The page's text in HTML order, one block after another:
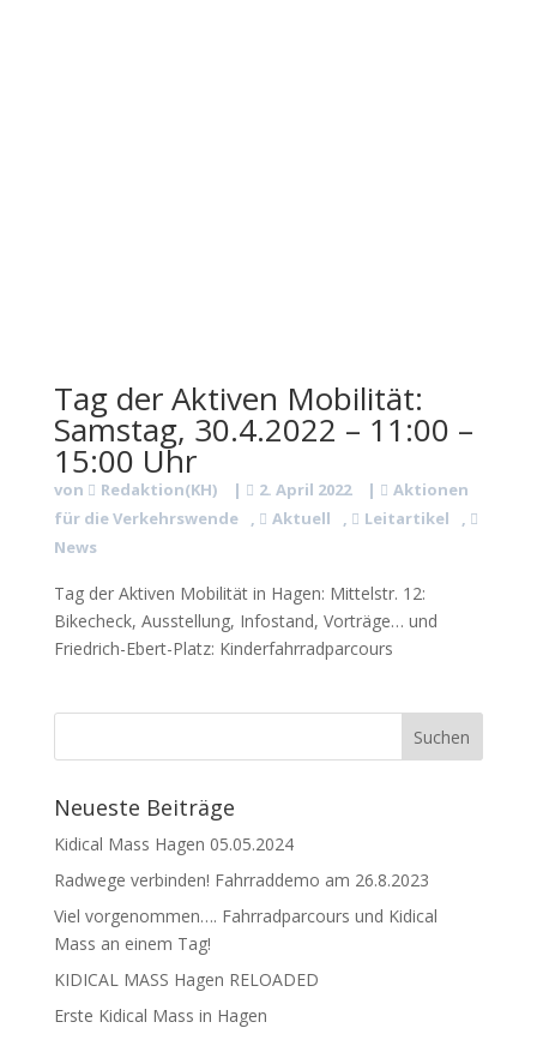
Tag der Aktiven Mobilität:
Samstag, 30.4.2022 – 11:00 –
15:00 Uhr
von Redaktion(KH) | 2. April 2022 |
Aktionen
für die Verkehrswende
, Aktuell , Leitartikel
,
News
Tag der Aktiven Mobilität in Hagen: Mittelstr. 12:
Bikecheck, Ausstellung, Infostand, Vorträge… und
Friedrich-Ebert-Platz: Kinderfahrradparcours
Neueste Beiträge
Kidical Mass Hagen 05.05.2024
Radwege verbinden! Fahrraddemo am 26.8.2023
Viel vorgenommen…. Fahrradparcours und Kidical
Mass an einem Tag!
KIDICAL MASS Hagen RELOADED
Erste Kidical Mass in Hagen